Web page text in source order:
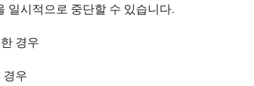
일시적으로 중단할 수 있습니다.
경우
경우